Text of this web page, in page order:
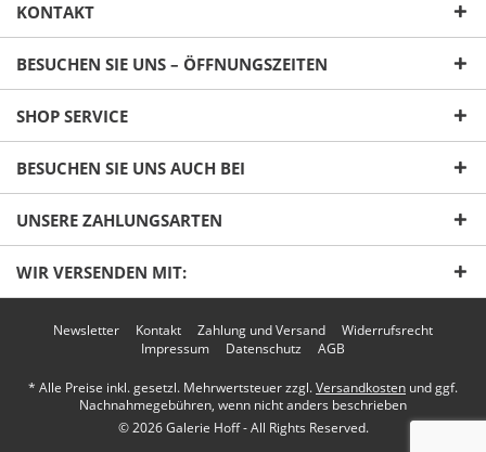
Ich habe dieDatenschutzerklärunggelesen,
verstanden und stimme zu. *
Senden
KONTAKT
BESUCHEN SIE UNS – ÖFFNUNGSZEITEN
SHOP SERVICE
BESUCHEN SIE UNS AUCH BEI
UNSERE ZAHLUNGSARTEN
WIR VERSENDEN MIT:
Newsletter Kontakt Zahlung und Versand
Widerrufsrecht
Impressum
Datenschutz AGB
* Alle Preise inkl. gesetzl. Mehrwertsteuer zzgl.Versandkosten und ggf.
Nachnahmegebühren, wenn nicht anders beschrieben
© 2026 Galerie Hoff - All Rights Reserved.